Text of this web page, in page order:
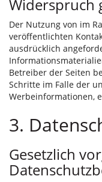
Widerspruch
Der Nutzung von im
veröffentlichten
ausdrücklich
Betreiber der Seiten
Schritte im Falle der
Werbeinformationen,
3.
Gesetzlich